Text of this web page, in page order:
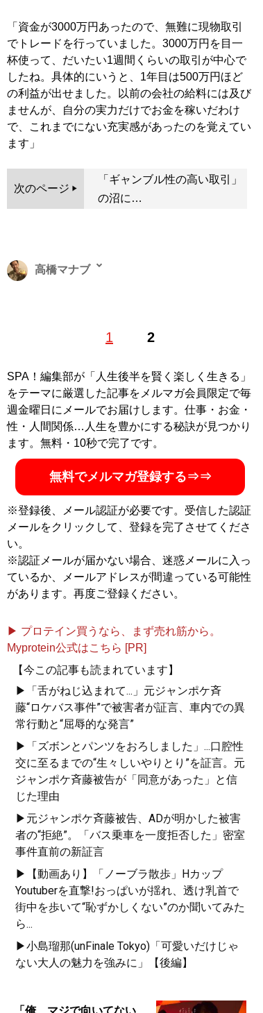
「資金が3000万円あったので、無難に現物取引
でトレードを行っていました。3000万円を目一
杯使って、だいたい1週間くらいの取引が中心で
したね。具体的にいうと、1年目は500万円ほど
の利益が出せました。以前の会社の給料には及び
ませんが、自分の実力だけでお金を稼いだわけ
で、これまでにない充実感があったのを覚えてい
ます」
次のページ
「ギャンブル性の高い取引」
の沼に…
1 2
高橋マナブ
立ち上げ→民放テレビ局で番組制作と様々なエンタメ業
事執筆、映像編集など行っている
記事一覧へ
SPA！編集部が「人生後半を賢く楽しく生きる」
をテーマに厳選した記事をメルマガ会員限定で毎
週金曜日にメールでお届けします。仕事・お金・
性・人間関係…人生を豊かにする秘訣が見つかり
ます。無料・10秒で完了です。
無料でメルマガ登録する⇒⇒
※登録後、メール認証が必要です。受信した認証
メールをクリックして、登録を完了させてくださ
い。
※認証メールが届かない場合、迷惑メールに入っ
ているか、メールアドレスが間違っている可能性
があります。再度ご登録ください。
▶ プロテイン買うなら、まず売れ筋から。
Myprotein公式はこちら [PR]
【今この記事も読まれています】
▶「舌がねじ込まれて...」元ジャンポケ斉
藤“ロケバス事件”で被害者が証言、車内での異
常行動と“屈辱的な発言”
▶「ズボンとパンツをおろしました」...口腔性
交に至るまでの“生々しいやりとり”を証言。元
ジャンポケ斉藤被告が「同意があった」と信
じた理由
▶元ジャンポケ斉藤被告、ADが明かした被害
者の“拒絶”。「バス乗車を一度拒否した」密室
事件直前の新証言
▶【動画あり】「ノーブラ散歩」Hカップ
Youtuberを直撃!おっぱいが揺れ、透け乳首で
街中を歩いて“恥ずかしくない”のか聞いてみた
ら...
▶小島瑠那(unFinale Tokyo)「可愛いだけじゃ
ない大人の魅力を強みに」【後編】